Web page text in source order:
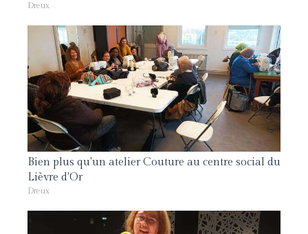
Dreux
Bien plus qu'un atelier Couture au centre social du
Lièvre d'Or
Dreux